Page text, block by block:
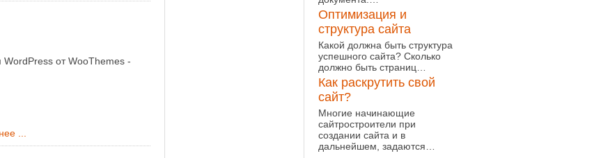
от WooThemes -
...
Оптимизация и
структура сайта
Какой должна быть структура
успешного сайта? Сколько
должно быть страниц…
Как раскрутить свой
сайт?
Многие начинающие
сайтростроители при
создании сайта и в
дальнейшем, задаются…